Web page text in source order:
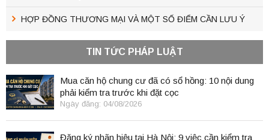
HỢP ĐỒNG THƯƠNG MẠI VÀ MỘT SỐ ĐIỂM CẦN LƯU Ý
TIN TỨC PHÁP LUẬT
Mua căn hộ chung cư đã có sổ hồng: 10 nội dung
phải kiểm tra trước khi đặt cọc
Ngày đăng: 04/08/2026
Đăng ký nhãn hiệu tại Hà Nội: 9 việc cần kiểm tra